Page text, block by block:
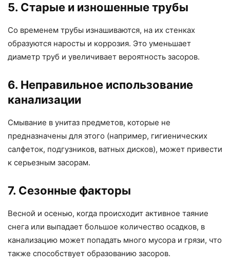
5. Старые и изношенные трубы
Со временем трубы изнашиваются, на их стенках
образуются наросты и коррозия. Это уменьшает
диаметр труб и увеличивает вероятность засоров.
6. Неправильное использование
канализации
Смывание в унитаз предметов, которые не
предназначены для этого (например, гигиенических
салфеток, подгузников, ватных дисков), может привести
к серьезным засорам.
7. Сезонные факторы
Весной и осенью, когда происходит активное таяние
снега или выпадает большое количество осадков, в
канализацию может попадать много мусора и грязи, что
также способствует образованию засоров.